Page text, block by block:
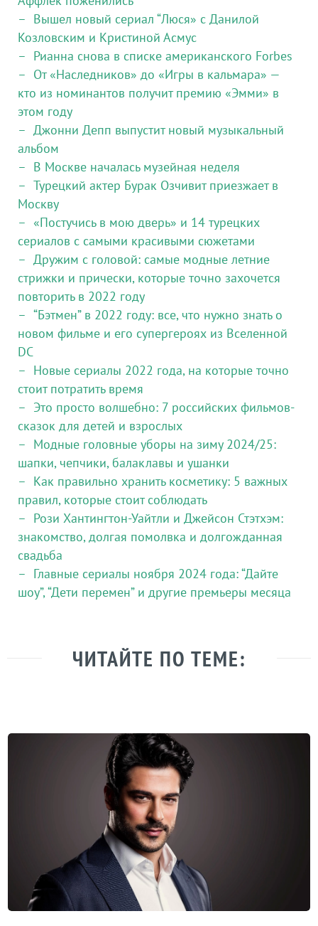
Вышел новый сериал “Люся» с Данилой
Козловским и Кристиной Асмус
Рианна снова в списке американского Forbes
От «Наследников» до «Игры в кальмара» —
кто из номинантов получит премию «Эмми» в
этом году
Джонни Депп выпустит новый музыкальный
альбом
В Москве началась музейная неделя
Турецкий актер Бурак Озчивит приезжает в
Москву
«Постучись в мою дверь» и 14 турецких
сериалов с самыми красивыми сюжетами
Дружим с головой: самые модные летние
стрижки и прически, которые точно захочется
повторить в 2022 году
“Бэтмен” в 2022 году: все, что нужно знать о
новом фильме и его супергероях из Вселенной
DC
Новые сериалы 2022 года, на которые точно
стоит потратить время
Это просто волшебно: 7 российских фильмов-
сказок для детей и взрослых
Модные головные уборы на зиму 2024/25:
шапки, чепчики, балаклавы и ушанки
Как правильно хранить косметику: 5 важных
правил, которые стоит соблюдать
Рози Хантингтон-Уайтли и Джейсон Стэтхэм:
знакомство, долгая помолвка и долгожданная
свадьба
Главные сериалы ноября 2024 года: “Дайте
шоу”, “Дети перемен” и другие премьеры месяца
ЧИТАЙТЕ ПО ТЕМЕ: